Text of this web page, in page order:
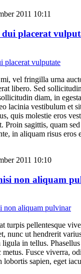
2011 10:11
placerat
vel fringilla urna
libero. Sed
diam, in
lacinia vestibulum et
quis molestie eros
Proin sagittis, quam
in aliquam risus eros
2011 10:10
non aliquam
turpis pellentesque
nunc ut hendrerit
in tellus. Phasellus
metus. Fusce viverra,
lobortis sapien, eget